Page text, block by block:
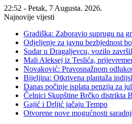
22:52 - Petak, 7 Augusta. 2026.
Najnovije vijesti
Gradiška: Zaboravio suprugu na
Odjeljenje za javnu bezbjednost
Sudar u Dragaljevcu, vozilo
Mali Aleksej iz Teslića,
Novaković: Pravosnažnom
Bijeljina: Otkrivena plantaža
Danas počinje isplata penzija za
Čelnici Skupštine Brčko distrikta
Gajić i Drljić jačaju Tempo
Otvorene nove mogućnosti